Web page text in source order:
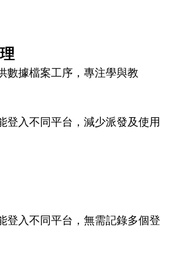
數據檔案工序，專注學與教
登入不同平台，減少派發及使用
登入不同平台，無需記錄多個登